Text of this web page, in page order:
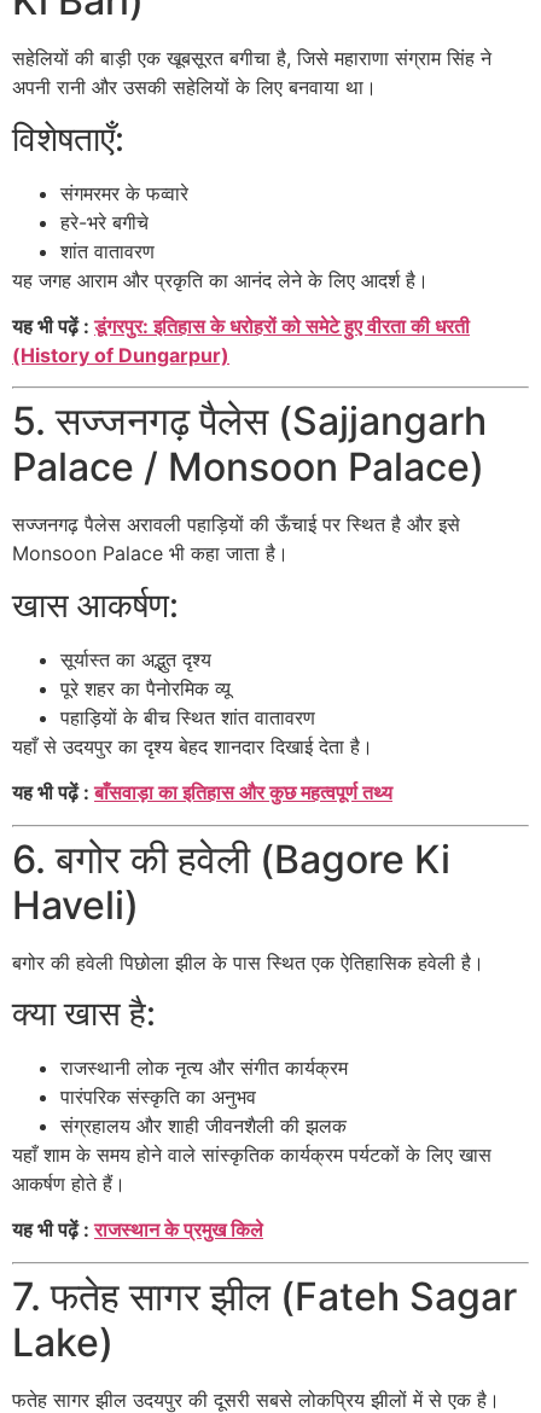
सहेलियों की बाड़ी एक खूबसूरत बगीचा है, जिसे महाराणा संग्राम सिंह ने
अपनी रानी और उसकी सहेलियों के लिए बनवाया था।
विशेषताएँ:
संगमरमर के फव्वारे
हरे-भरे बगीचे
शांत वातावरण
यह जगह आराम और प्रकृति का आनंद लेने के लिए आदर्श है।
यह भी पढ़ें :डूंगरपुर: इतिहास के धरोहरों को समेटे हुए वीरता की धरती
(History of Dungarpur)
5. सज्जनगढ़ पैलेस (Sajjangarh
Palace / Monsoon Palace)
सज्जनगढ़ पैलेस अरावली पहाड़ियों की ऊँचाई पर स्थित है और इसे
Monsoon Palace भी कहा जाता है।
खास आकर्षण:
सूर्यास्त का अद्भुत दृश्य
पूरे शहर का पैनोरमिक व्यू
पहाड़ियों के बीच स्थित शांत वातावरण
यहाँ से उदयपुर का दृश्य बेहद शानदार दिखाई देता है।
यह भी पढ़ें :बाँसवाड़ा का इतिहास और कुछ महत्वपूर्ण तथ्य
6. बगोर की हवेली (Bagore Ki
Haveli)
बगोर की हवेली पिछोला झील के पास स्थित एक ऐतिहासिक हवेली है।
क्या खास है:
राजस्थानी लोक नृत्य और संगीत कार्यक्रम
पारंपरिक संस्कृति का अनुभव
संग्रहालय और शाही जीवनशैली की झलक
यहाँ शाम के समय होने वाले सांस्कृतिक कार्यक्रम पर्यटकों के लिए खास
आकर्षण होते हैं।
यह भी पढ़ें :राजस्थान के प्रमुख किले
7. फतेह सागर झील (Fateh Sagar
Lake)
फतेह सागर झील उदयपुर की दूसरी सबसे लोकप्रिय झीलों में से एक है।